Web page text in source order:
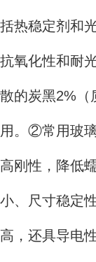
括热稳定剂和
抗氧化性和耐
散的炭黑2%（
用。②常用玻
高刚性，降低
小、尺寸稳定
高，还具导电